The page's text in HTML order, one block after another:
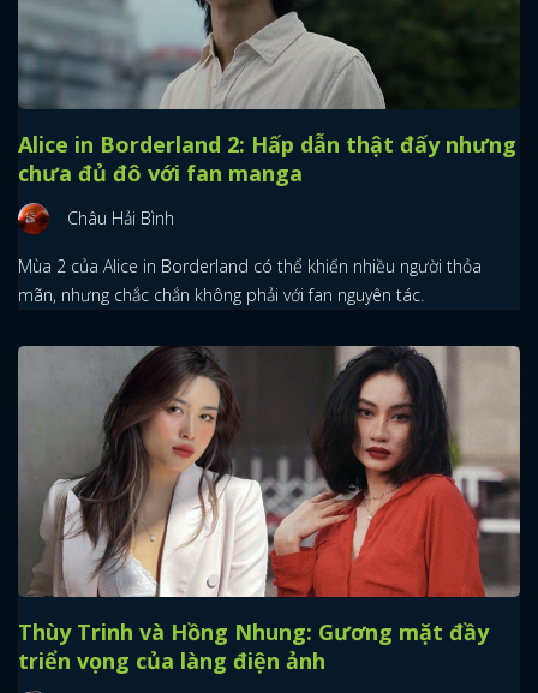
Alice in Borderland 2: Hấp dẫn thật đấy nhưng
chưa đủ đô với fan manga
Châu Hải Bình
Mùa 2 của Alice in Borderland có thể khiến nhiều người thỏa
mãn, nhưng chắc chắn không phải với fan nguyên tác.
Thùy Trinh và Hồng Nhung: Gương mặt đầy
triển vọng của làng điện ảnh